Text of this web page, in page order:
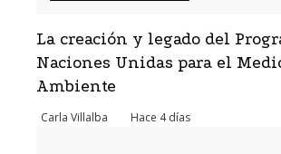
La creación y legado del
Naciones Unidas para el
Ambiente
Carla Villalba Hace 4 días